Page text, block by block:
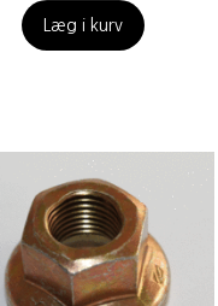
Læg i kurv